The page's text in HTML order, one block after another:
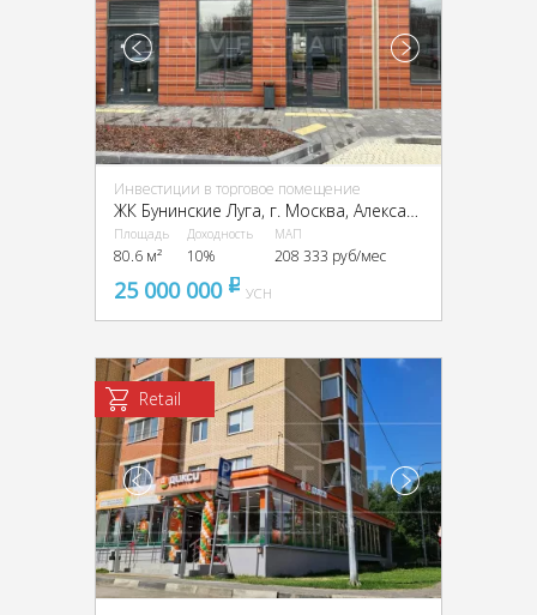
Инвестиции в торговое помещение
Площадь
80.6 м²
Доходность
10%
МАП
208 333 руб/мес
25 000 000 pуб
УСН
Retail